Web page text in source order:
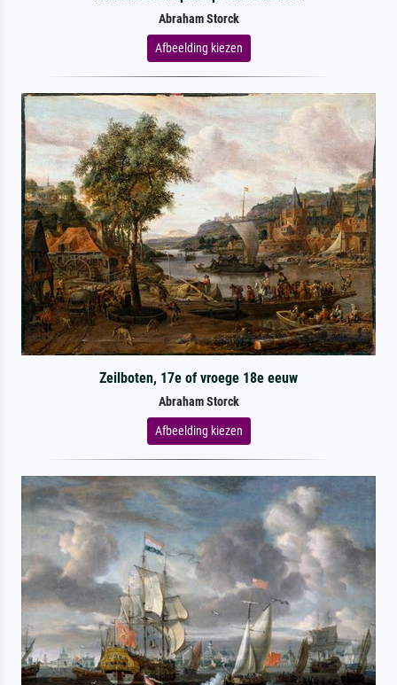
Abraham Storck
Afbeelding kiezen
Zeilboten, 17e of vroege 18e eeuw
Abraham Storck
Afbeelding kiezen